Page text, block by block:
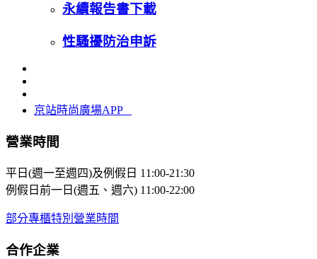
永續報告書下載
性騷擾防治申訴
京站時尚廣場APP
營業時間
平日(週一至週四)及例假日 11:00-21:30
例假日前一日(週五、週六) 11:00-22:00
部分專櫃特別營業時間
合作企業